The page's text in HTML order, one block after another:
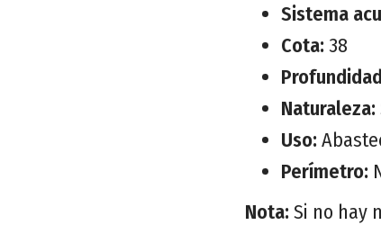
Sistema
Cota: 38
Naturaleza:
Uso:
Perímetro:
Nota: Si no hay